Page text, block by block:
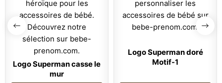
Logo Superman casse le
mur
Logo Superman doré
Motif-1